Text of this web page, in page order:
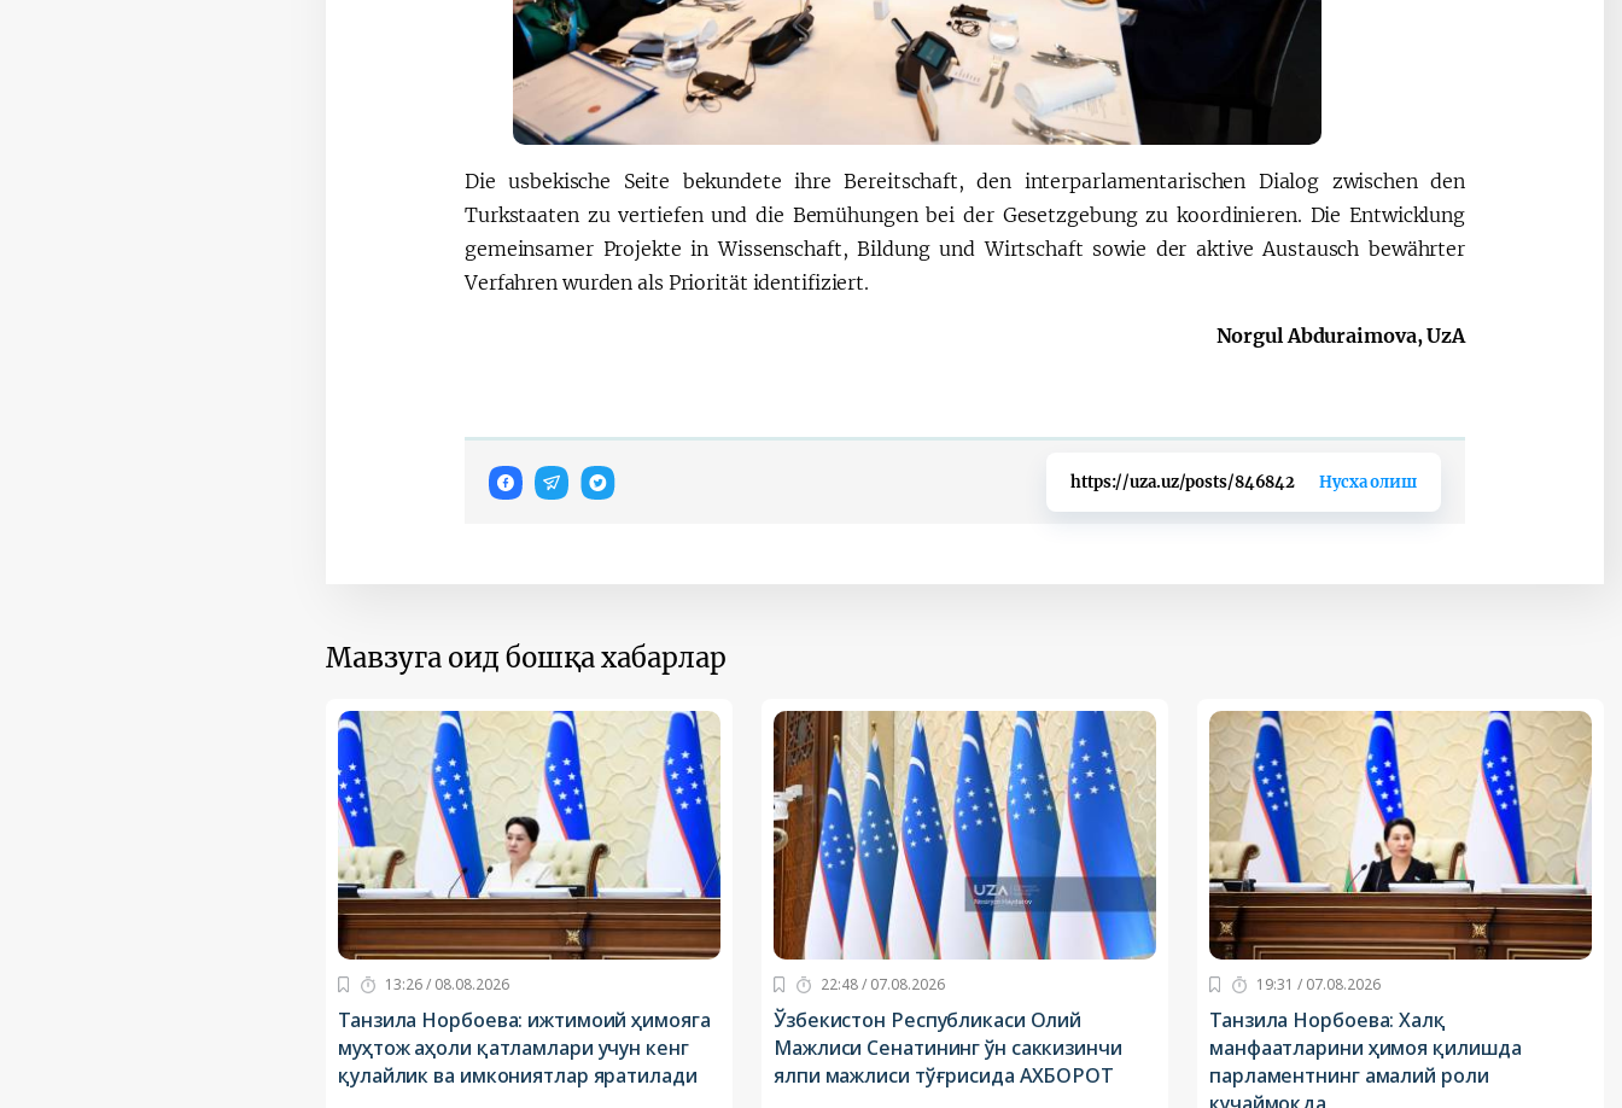
Die usbekische Seite bekundete ihre Bereitschaft, den interparlamentarischen Dialog zwischen den
Turkstaaten zu vertiefen und die Bemühungen bei der Gesetzgebung zu koordinieren. Die Entwicklung
gemeinsamer Projekte in Wissenschaft, Bildung und Wirtschaft sowie der aktive Austausch bewährter
Verfahren wurden als Priorität identifiziert.
Norgul Abduraimova, UzA
https://uza.uz/posts/846842 Нусха олиш
Мавзуга оид бошқа хабарлар
13:26 / 08.08.2026
Танзила Норбоева: ижтимоий ҳимояга
муҳтож аҳоли қатламлари учун кенг
қулайлик ва имкониятлар яратилади
22:48 / 07.08.2026
Ўзбекистон Республикаси Олий
Мажлиси Сенатининг ўн саккизинчи
ялпи мажлиси тўғрисида АХБОРОТ
19:31 / 07.08.2026
Танзила Норбоева: Халқ
манфаатларини ҳимоя қилишда
парламентнинг амалий роли